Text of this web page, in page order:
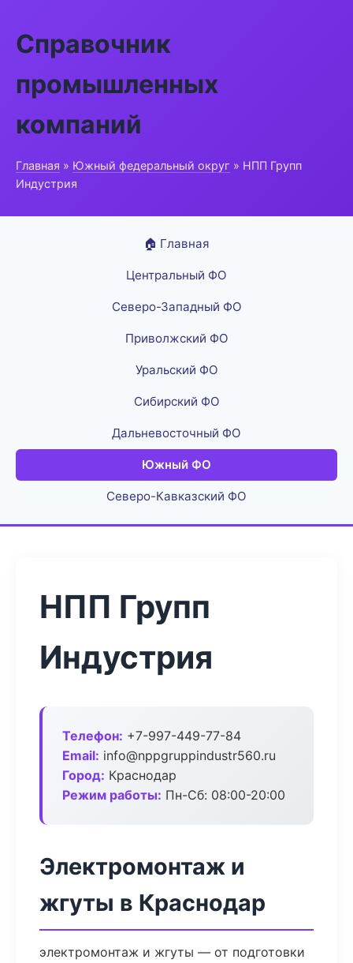
Справочник
промышленных
компаний
Главная » Южный федеральный округ » НПП Групп
Индустрия
🏠 Главная
Центральный ФО
Северо-Западный ФО
Приволжский ФО
Уральский ФО
Сибирский ФО
Дальневосточный ФО
Южный ФО
Северо-Кавказский ФО
НПП Групп
Индустрия
Телефон: +7-997-449-77-84
Email: info@nppgruppindustr560.ru
Город: Краснодар
Режим работы: Пн-Сб: 08:00-20:00
Электромонтаж и
жгуты в Краснодар
электромонтаж и жгуты — от подготовки